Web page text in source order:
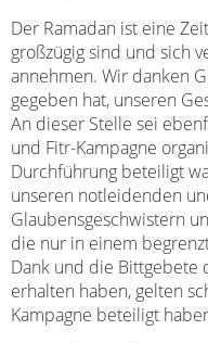
Der Ramadan ist eine
großzügig sind und sich
annehmen. Wir danken
gegeben hat, unseren
An dieser Stelle sei
und Fitr-Kampagne
Durchführung beteiligt
unseren notleidenden
Glaubensgeschwistern
die nur in einem
Dank und die Bittgebete
erhalten haben, gelten
Kampagne beteiligt